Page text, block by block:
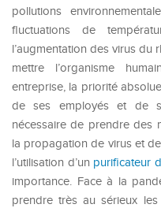
pollutions
fluctuations de
l’augmentation des virus du
mettre l’organisme
entreprise, la priorité
de ses employés et de
nécessaire de prendre des
la propagation de virus et
l’utilisation d’un purificateur
importance. Face à la
prendre très au sérieux